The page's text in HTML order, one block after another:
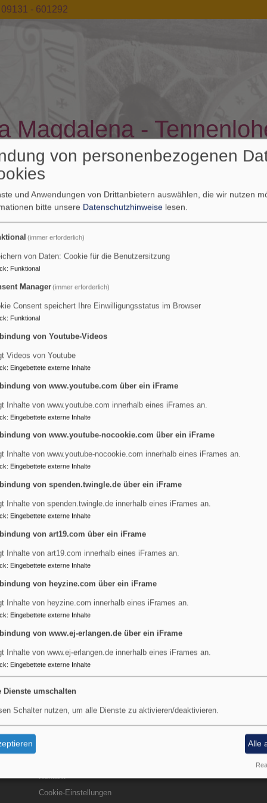
09131 - 601292
Magdalena -
und im World Wide Web
Magdalena
in Erlangen-Tennenlohe. Gottesdienste, Taufe,
Kirche
in Erlangen-Tennenlohe. Die Kirche St. Maria
Fußbereichsmenü
Kontakt
Cookie-Einstellungen
von personenbezogenen
und Anwendungen von Drittanbietern auswählen, die wir nutzen
bitte unsere Datenschutzhinweise lesen.
(immer erforderlich)
von Daten: Cookie für die Benutzersitzung
: Funktional
Manager(immer erforderlich)
Consent speichert Ihre Einwilligungsstatus im Browser
: Funktional
von Youtube-Videos
Videos von Youtube
: Eingebettete externe Inhalte
von www.youtube.com über ein iFrame
Inhalte von www.youtube.com innerhalb eines iFrames an.
: Eingebettete externe Inhalte
von www.youtube-nocookie.com über ein iFrame
Inhalte von www.youtube-nocookie.com innerhalb eines iFrames an.
: Eingebettete externe Inhalte
von spenden.twingle.de über ein iFrame
Inhalte von spenden.twingle.de innerhalb eines iFrames an.
: Eingebettete externe Inhalte
von art19.com über ein iFrame
Inhalte von art19.com innerhalb eines iFrames an.
: Eingebettete externe Inhalte
von heyzine.com über ein iFrame
Inhalte von heyzine.com innerhalb eines iFrames an.
: Eingebettete externe Inhalte
von www.ej-erlangen.de über ein iFrame
Inhalte von www.ej-erlangen.de innerhalb eines iFrames an.
: Eingebettete externe Inhalte
Dienste umschalten
Schalter nutzen, um alle Dienste zu aktivieren/deaktivieren.
Alle